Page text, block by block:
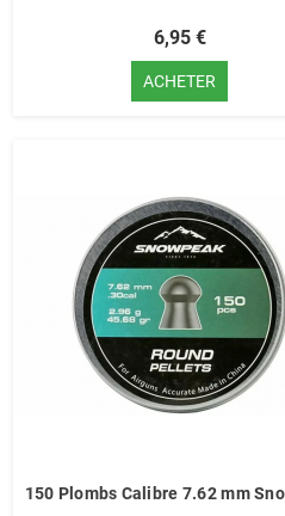
6,95 €
ACHETER
150 Plombs Calibre 7.62 mm